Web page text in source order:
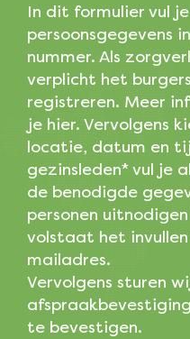
In dit formulier vul
persoonsgegevens
nummer. Als
verplicht het
registreren. Meer
je hier. Vervolgens
locatie, datum en
gezinsleden* vul je
de benodigde
personen
volstaat het
mailadres.
Vervolgens sturen
te bevestigen.